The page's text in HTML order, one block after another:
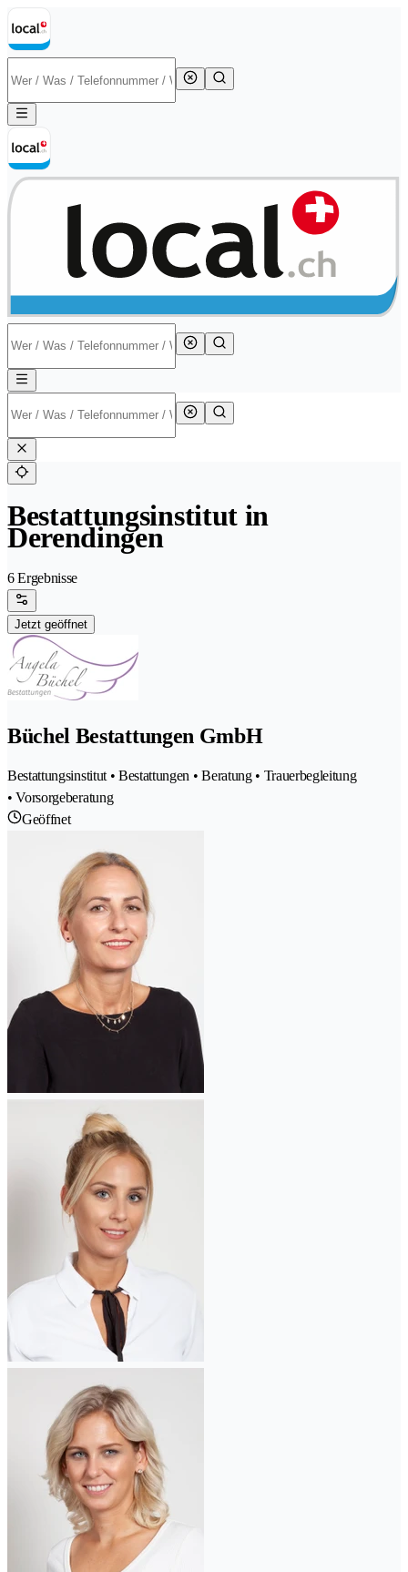
Bestattungsinstitut in
Derendingen
6 Ergebnisse
Jetzt geöffnet
Büchel Bestattungen GmbH
Bestattungsinstitut • Bestattungen • Beratung • Trauerbegleitung
• Vorsorgeberatung
Geöffnet